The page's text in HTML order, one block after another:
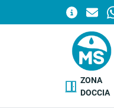
ZONA
DOCCIA